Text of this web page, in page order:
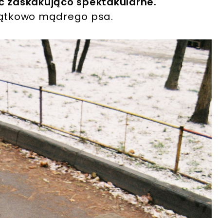
mądrego psa.